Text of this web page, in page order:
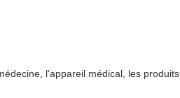
l'appareil médical, les produits